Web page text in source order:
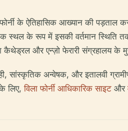
के ऐतिहासिक आख्यान की
स्थल के रूप में इसकी वर्तमान स्थिति
कैथेड्रल और एन्ज़ो फेरारी संग्रहालय के
सांस्कृतिक अन्वेषक, और इतालवी
के लिए,विला फोर्नी आधिकारिक साइट और